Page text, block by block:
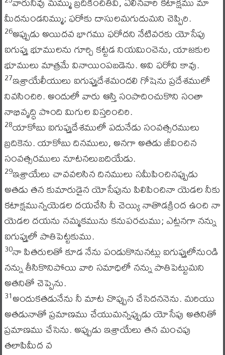
మీదనుండనిమ్ము; ఫరోకు దాసులమగుదుమని చెప్పిరి.
26అప్పుడు అయిదవ భాగము ఫరోదని నేటివరకు యోసేపు
ఐగుప్తు భూములను గూర్చి కట్టడ నియమించెను, యాజకుల
భూములు మాత్రమే వినాయింపబడెను. అవి ఫరోవి కావు.
27ఇశ్రాయేలీయులు ఐగుప్తుదేశమందలి గోషెను ప్రదేశములో
నివసించిరి. అందులో వారు ఆస్తి సంపాదించుకొని సంతా
నాభివృద్ధి పొంది మిగుల విస్తరించిరి.
28యాకోబు ఐగుప్తుదేశములో పదునేడు సంవత్సరములు
బ్రదికెను. యాకోబు దినములు, అనగా అతడు జీవించిన
సంవత్సరములు నూటనలుబదియేడు.
29ఇశ్రాయేలు చావవలసిన దినములు సమీపించినప్పుడు
అతడు తన కుమారుడైన యోసేపును పిలిపించినా యెడల నీకు
కటాక్షమున్నయెడల దయచేసి నీ చెయ్యి నాతొడక్రింద ఉంచి నా
యెడల దయను నమ్మకమును కనుపరచుము; ఎట్లనగా నన్ను
ఐగుప్తులో పాతిపెట్టకుము.
30నా పితరులతో కూడ నేను పండుకొనునట్లు ఐగుప్తులోనుండి
నన్ను తీసికొనిపోయి వారి సమాధిలో నన్ను పాతిపెట్టుమని
అతనితో చెప్పెను.
31అందుకతడునేను నీ మాట చొప్పున చేసెదననెను. మరియు
అతడునాతో ప్రమాణము చేయుమన్నప్పుడు యోసేపు అతనితో
ప్రమాణము చేసెను. అప్పుడు ఇశ్రాయేలు తన మంచపు
తలాపిమీద వ